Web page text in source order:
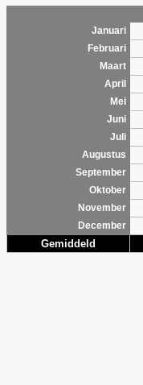
Januari
Februari
Maart
April
Mei
Juni
Juli
Augustus
September
Oktober
November
December
Gemiddeld